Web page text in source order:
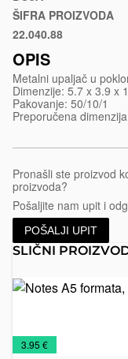
250
ŠIFRA PROIZVODA
Sjajni
metal
22.040.88
OPIS
Metalni upaljač u
Dimenzije: 5.7 x 3.9 x
Pakovanje: 50/10/1
Preporučena
Pronašli ste proizvod
proizvoda?
Pošaljite nam upit i
POŠALJI UPIT
SLIČNI
Notesi
Promo
Rokovnici
3.95 €